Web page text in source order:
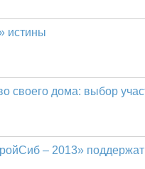
истины
своего дома: выбор
– 2013»